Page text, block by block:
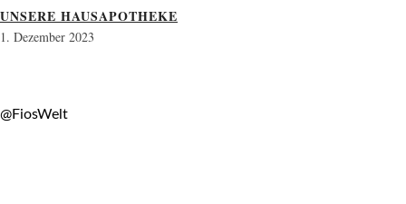
UNSERE HAUSAPOTHEKE
1. Dezember 2023
@FiosWelt